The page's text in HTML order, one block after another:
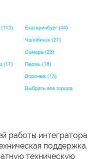
работы интегратора
поддержка.
техническую